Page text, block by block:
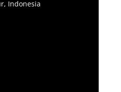
Indonesia